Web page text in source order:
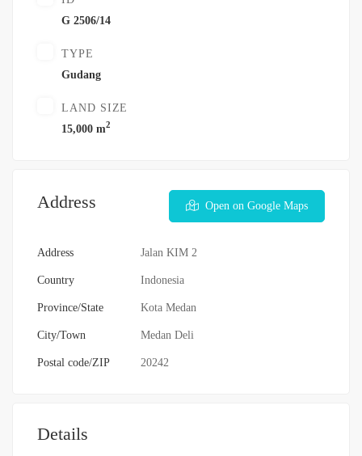
G 2506/14
TYPE
Gudang
LAND SIZE
15,000 m2
Address Open on Google Maps
Address Jalan KIM 2
Country Indonesia
Province/State Kota Medan
City/Town Medan Deli
Postal code/ZIP 20242
Details